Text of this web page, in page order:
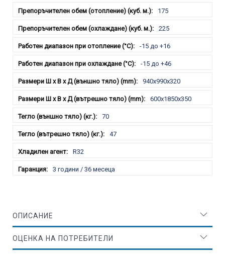
175
225
-15 до +16
-15 до +46
940x990x320
600x1850x350
70
47
R32
3 години / 36 месеца
ОПИСАНИЕ
ОЦЕНКА НА ПОТРЕБИТЕЛИ